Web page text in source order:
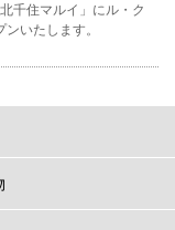
千住マルイ」にル・ク
いたします。